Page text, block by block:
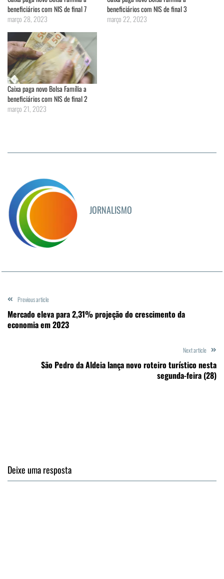
beneficiários com NIS de final 7
março 28, 2023
beneficiários com NIS de final 3
março 22, 2023
Caixa paga novo Bolsa Família a
beneficiários com NIS de final 2
março 21, 2023
JORNALISMO
Previous article
Mercado eleva para 2,31% projeção do crescimento da
economia em 2023
Next article
São Pedro da Aldeia lança novo roteiro turístico nesta
segunda-feira (28)
Deixe uma resposta